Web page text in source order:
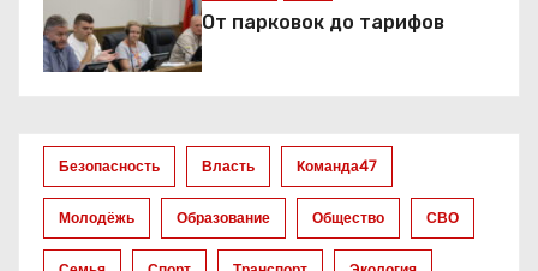
п
о
а
п
От парковок до тарифов
Безопасность Власть Команда47
Молодёжь Образование Общество СВО